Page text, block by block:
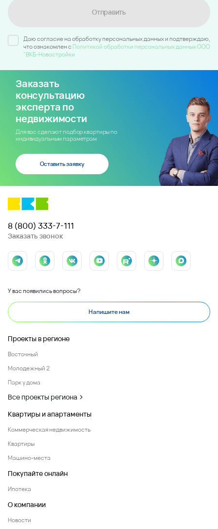
Отправить
Даю согласие на обработку персональных данных и подтверждаю,
что ознакомлен c Политикой обработки персональных данных ООО
"ВКБ-Новостройки
Заказать
консультацию
эксперта по
недвижимости
Для вас сделают подбор квартиры по
индивидуальным параметрам
Оставить заявку
8 (800) 333-7-111
Заказать звонок
У вас появились вопросы?
Напишите нам
Проекты в регионе
Восточный
Молодежный 2
Парк у дома
Все проекты региона
Квартиры и апартаменты
Коммерческая недвижимость
Квартиры
Машино-места
Покупайте онлайн
Ипотека
О компании
Новости